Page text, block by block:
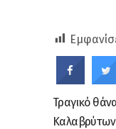
Τραγικό